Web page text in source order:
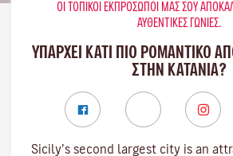
ΟΙ ΤΟΠΙΚΟΊ ΕΚΠΡΌΣΩΠΟΊ ΜΑΣ ΣΟΥ
ΑΥΘΕΝΤΙΚΈΣ ΓΩΝΙΈΣ.
ΥΠΑΡΧΕΙ ΚΑΤΙ ΠΙΟ ΡΟΜΑΝΤΙΚΟ
ΣΤΗΝ ΚΑΤΆΝΙΑ?
Sicily’s second largest city is an